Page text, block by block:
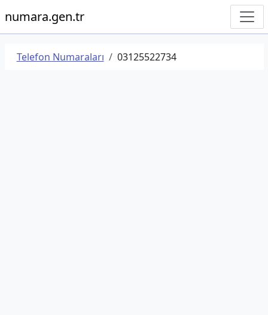
numara.gen.tr
Telefon Numaraları 03125522734